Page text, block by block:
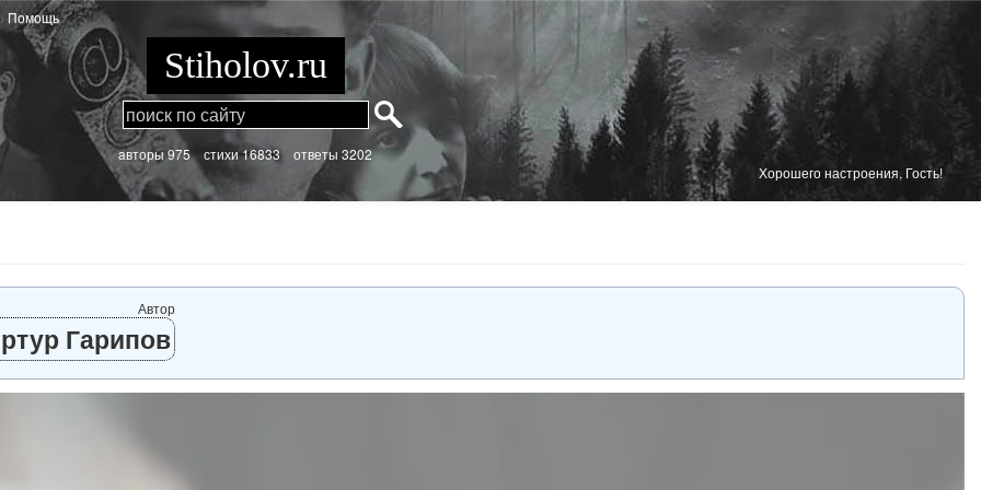
Помощь
Stiholov.ru
aвторы 975 стихи16833 ответы 3202
Хорошего настроения, Гость!
Автор
Гарипов